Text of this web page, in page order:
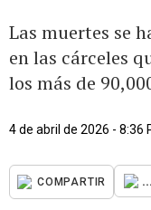
Las muertes se
en las cárceles
los más de
4 de abril de 2026 - 8:36
COMPARTIR ...